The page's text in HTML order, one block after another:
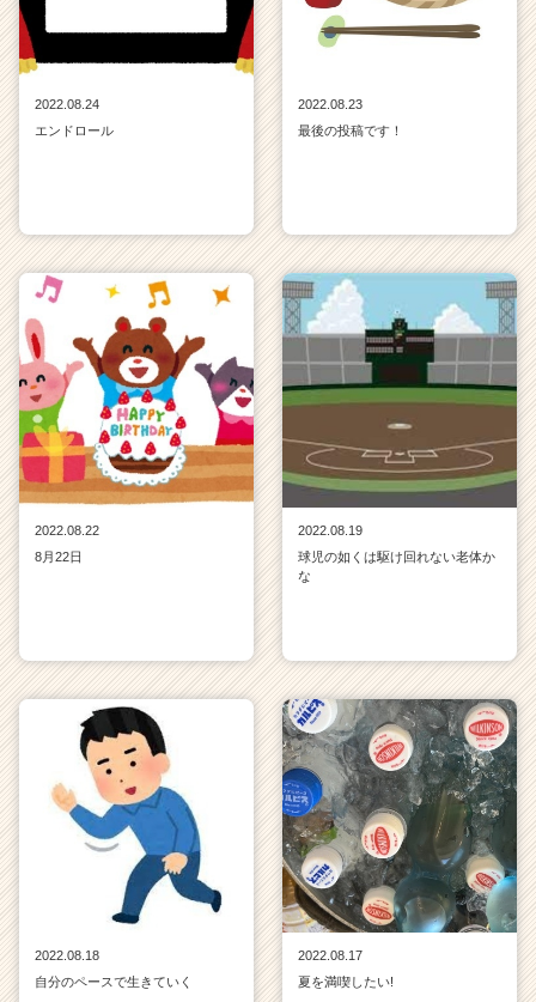
e
e
r）
2022.08.24
エンドロール
2022.08.23
最後の投稿です！
2022.08.22
8月22日
2022.08.19
球児の如くは駆け回れない老体か
な
2022.08.18
自分のペースで生きていく
2022.08.17
夏を満喫したい!